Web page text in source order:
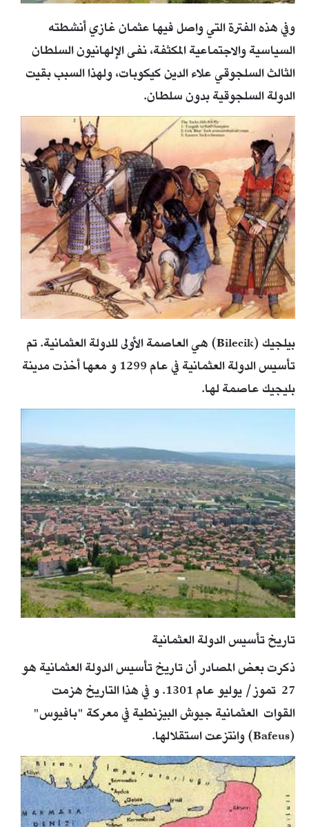
وفي هذه الفترة التي واصل فيها عثمان غازي أنشطته
السياسية والاجتماعية المكثفة، نفى الإلهانيون السلطان
الثالث السلجوقي علاء الدين كيكوبات، ولهذا السبب بقيت
الدولة السلجوقية بدون سلطان.
بيلجيك (Bilecik) هي العاصمة الأولى للدولة العثمانية.
تم
تأسيس الدولة العثمانية في عام 1299 و معها أخذت مدينة
بليجيك عاصمة لها.
تاريخ تأسيس الدولة العثمانية
ذكرت بعض المصادر أن تاريخ تأسيس الدولة العثمانية هو
27 تموز/ يوليو عام 1301. و في هذا التاريخ هزمت
القوات العثمانية جيوش البيزنطية في معركة "بافيوس"
(Bafeus) وانتزعت استقلالها.